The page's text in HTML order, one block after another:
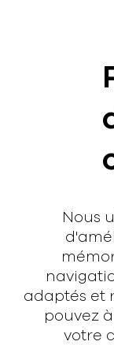
Nous
adaptés et
pouvez
votre